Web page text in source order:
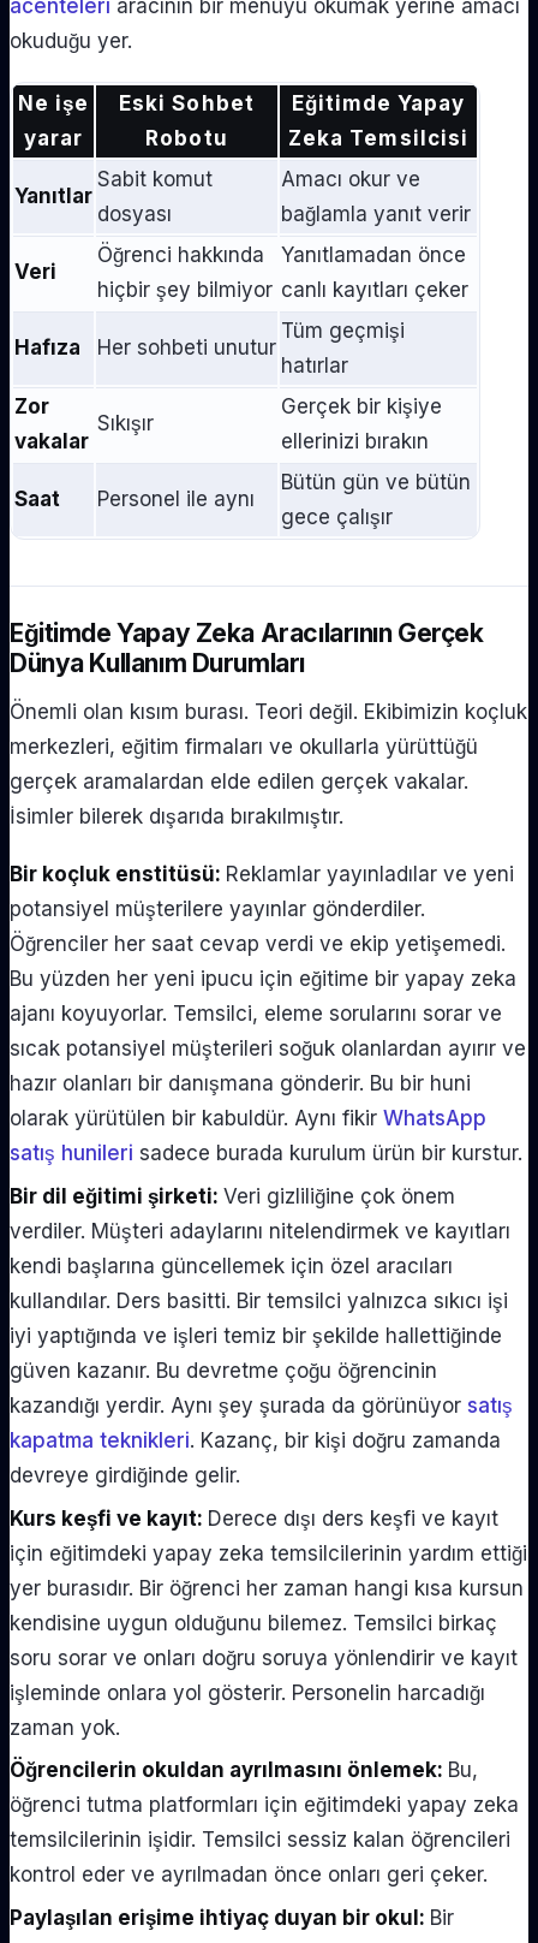
acenteleri aracının bir menüyü okumak yerine amacı
okuduğu yer.
Ne işe
yarar
Eski Sohbet
Robotu
Eğitimde Yapay
Zeka Temsilcisi
Yanıtlar
Sabit komut
dosyası
Amacı okur ve
bağlamla yanıt verir
Veri
Öğrenci hakkında
hiçbir şey bilmiyor
Yanıtlamadan önce
canlı kayıtları çeker
Hafıza Her sohbeti unutur
Tüm geçmişi
hatırlar
Zor
vakalar
Sıkışır
Gerçek bir kişiye
ellerinizi bırakın
Saat Personel ile aynı
Bütün gün ve bütün
gece çalışır
Eğitimde Yapay Zeka Aracılarının Gerçek
Dünya Kullanım Durumları
Önemli olan kısım burası. Teori değil. Ekibimizin koçluk
merkezleri, eğitim firmaları ve okullarla yürüttüğü
gerçek aramalardan elde edilen gerçek vakalar.
İsimler bilerek dışarıda bırakılmıştır.
Bir koçluk enstitüsü: Reklamlar yayınladılar ve yeni
potansiyel müşterilere yayınlar gönderdiler.
Öğrenciler her saat cevap verdi ve ekip yetişemedi.
Bu yüzden her yeni ipucu için eğitime bir yapay zeka
ajanı koyuyorlar. Temsilci, eleme sorularını sorar ve
sıcak potansiyel müşterileri soğuk olanlardan ayırır ve
hazır olanları bir danışmana gönderir. Bu bir huni
olarak yürütülen bir kabuldür. Aynı fikir WhatsApp
satış hunileri sadece burada kurulum ürün bir kurstur.
Bir dil eğitimi şirketi: Veri gizliliğine çok önem
verdiler. Müşteri adaylarını nitelendirmek ve kayıtları
kendi başlarına güncellemek için özel aracıları
kullandılar. Ders basitti. Bir temsilci yalnızca sıkıcı işi
iyi yaptığında ve işleri temiz bir şekilde hallettiğinde
güven kazanır. Bu devretme çoğu öğrencinin
kazandığı yerdir. Aynı şey şurada da görünüyor satış
kapatma teknikleri. Kazanç, bir kişi doğru zamanda
devreye girdiğinde gelir.
Kurs keşfi ve kayıt: Derece dışı ders keşfi ve kayıt
için eğitimdeki yapay zeka temsilcilerinin yardım ettiği
yer burasıdır. Bir öğrenci her zaman hangi kısa kursun
kendisine uygun olduğunu bilemez. Temsilci birkaç
soru sorar ve onları doğru soruya yönlendirir ve kayıt
işleminde onlara yol gösterir. Personelin harcadığı
zaman yok.
Öğrencilerin okuldan ayrılmasını önlemek: Bu,
öğrenci tutma platformları için eğitimdeki yapay zeka
temsilcilerinin işidir. Temsilci sessiz kalan öğrencileri
kontrol eder ve ayrılmadan önce onları geri çeker.
Paylaşılan erişime ihtiyaç duyan bir okul: Bir